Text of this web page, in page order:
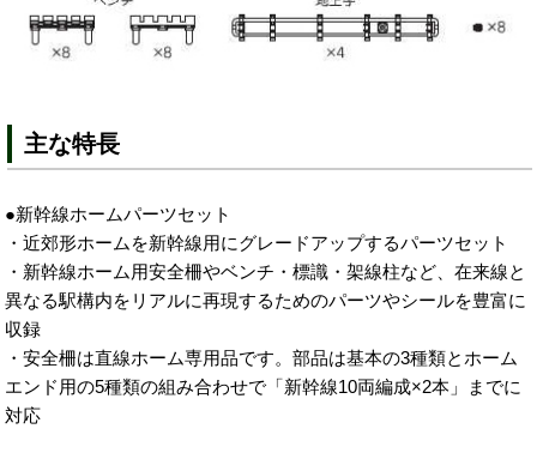
主な特長
●新幹線ホームパーツセット
・近郊形ホームを新幹線用にグレードアップするパーツセット
・新幹線ホーム用安全柵やベンチ・標識・架線柱など、在来線と
異なる駅構内をリアルに再現するためのパーツやシールを豊富に
収録
・安全柵は直線ホーム専用品です。部品は基本の3種類とホーム
エンド用の5種類の組み合わせで「新幹線10両編成×2本」までに
対応